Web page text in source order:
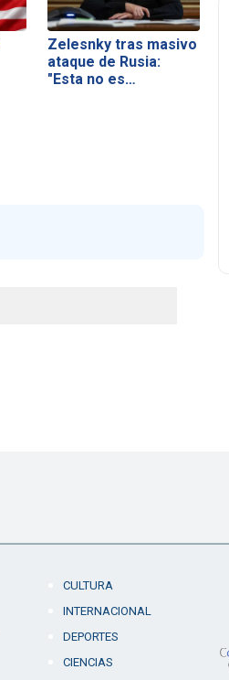
Zelesnky tras masivo
ataque de Rusia:
"Esta no es…
CULTURA
INTERNACIONAL
DEPORTES
CIENCIAS